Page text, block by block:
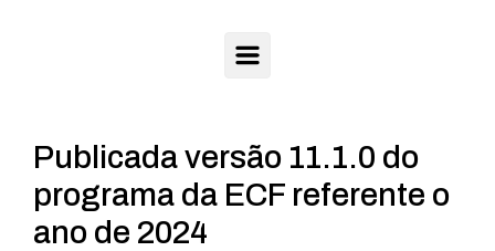
Publicada versão 11.1.0 do
programa da ECF referente o
ano de 2024